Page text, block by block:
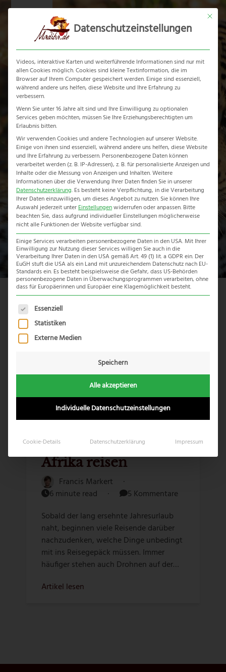
Skip
Francis Markert
Dieser Autor hat
geschrieben 1 Artikel
Home-Archives for Francis Markert
AFRIKA ERLEBEN
mit Drohne nach
Afrika reisen
Francis Markert
·
6 minute read
·
5 Kommentare
Sobald der lang ersehnte Jahresurlaub
naht, beginnen viele Reisende darüber
nachzudenken, welche Dinge unbedingt
mit ins Reisegepäck müssen. Immer
häufiger stehen auch Drohnen auf der…
Artikel lesen
Mit
Datenschutzeinstellungen
Videos, interaktive Karten und weiterführende Informationen sind nur mit
allen Cookies möglich. Cookies sind kleine Textinformation, die im
Browser auf Ihrem Computer gespeichert werden. Einige sind essenziell,
während andere uns helfen, diese Website und Ihre Erfahrung zu
verbessern.
Wenn Sie unter 16 Jahre alt sind und Ihre Einwilligung zu optionalen
Services geben möchten, müssen Sie Ihre Erziehungsberechtigten um
Erlaubnis bitten.
Wir verwenden Cookies und andere Technologien auf unserer Website.
Einige von ihnen sind essenziell, während andere uns helfen, diese Website
und Ihre Erfahrung zu verbessern. Personenbezogene Daten können
verarbeitet werden (z. B. IP-Adressen), z. B. für personalisierte Anzeigen und
Inhalte oder die Messung von Anzeigen und Inhalten.Weitere
Informationen über die Verwendung Ihrer Daten finden Sie in unserer
Datenschutzerklärung. Es besteht keine Verpflichtung, in die Verarbeitung
Ihrer Daten einzuwilligen, um dieses Angebot zu nutzen. Sie können Ihre
Auswahl jederzeit unterEinstellungenwiderrufen oder anpassen. Bitte
beachten Sie, dass aufgrund individueller Einstellungen möglicherweise
nicht alle Funktionen der Website verfügbar sind.
Einige Services verarbeiten personenbezogene Daten in den USA. Mit Ihrer
Einwilligung zur Nutzung dieser Services willigen Sie auch in die
Verarbeitung Ihrer Daten in den USA gemäß Art. 49 (1) lit. a GDPR ein. Der
EuGH stuft die USA als ein Land mit unzureichendem Datenschutz nach EU-
Standards ein. Es besteht beispielsweise die Gefahr, dass US-Behörden
personenbezogene Daten in Überwachungsprogrammen verarbeiten, ohne
dass für Europäerinnen und Europäer eine Klagemöglichkeit besteht.
Es folgt eine Liste der Service-Gruppen, für die eine
Essenziell
Statistiken
Externe Medien
Speichern
Alle akzeptieren
Individuelle Datenschutzeinstellungen
Cookie-Details Datenschutzerklärung Impressum